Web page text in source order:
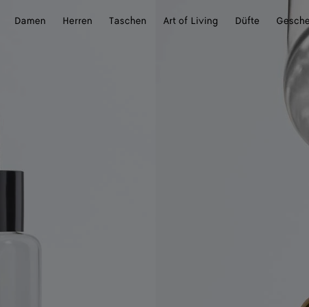
Damen Herren Taschen Art of Living Düfte